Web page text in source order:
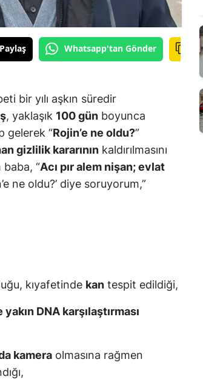
Whatsapp'tan Gönder
bir yılı aşkın süredir
, yaklaşık 100 gün boyunca
gelerek “Rojin’e ne oldu?”
gizlilik kararının kaldırılmasını
baba, “Acı pır alem nişan; evlat
ne oldu?’ diye soruyorum,”
kıyafetinde kan tespit edildiği,
yakın DNA karşılaştırması
kamera olmasına rağmen